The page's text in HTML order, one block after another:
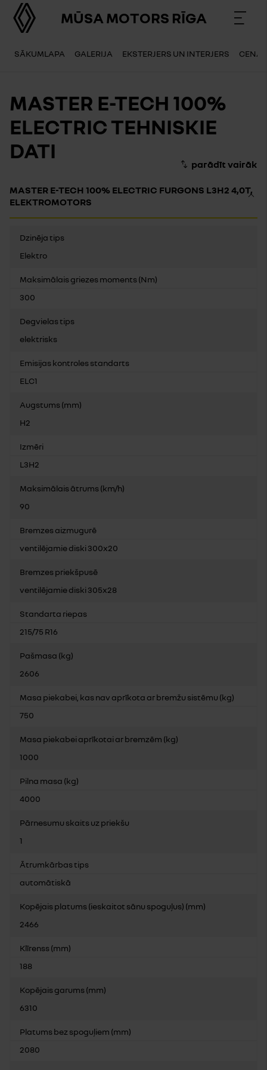
MŪSA MOTORS RĪGA
SĀKUMLAPA GALERIJA EKSTERJERS UN INTERJERS CENAS
MASTER E-TECH 100%
ELECTRIC TEHNISKIE
DATI
MASTER E-TECH 100% ELECTRIC FURGONS L3H2 4,0T,
ELEKTROMOTORS
Dzinēja tips
Elektro
Maksimālais griezes moments (Nm)
300
Degvielas tips
elektrisks
Emisijas kontroles standarts
ELC1
Augstums (mm)
H2
Izmēri
L3H2
Maksimālais ātrums (km/h)
90
Bremzes aizmugurē
ventilējamie diski 300x20
Bremzes priekšpusē
ventilējamie diski 305x28
Standarta riepas
215/75 R16
Pašmasa (kg)
2606
Masa piekabei, kas nav aprīkota ar bremžu sistēmu (kg)
750
Masa piekabei aprīkotai ar bremzēm (kg)
1000
Pilna masa (kg)
4000
Pārnesumu skaits uz priekšu
1
Ātrumkārbas tips
automātiskā
Kopējais platums (ieskaitot sānu spoguļus) (mm)
2466
Klīrenss (mm)
188
Kopējais garums (mm)
6310
Platums bez spoguļiem (mm)
2080